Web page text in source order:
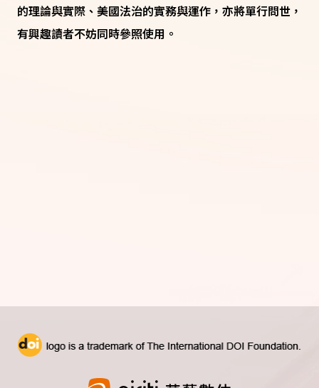
的理論與實際、美國法治的實務與運作，亦將單行問世，
有興趣讀者不妨同時參照使用。